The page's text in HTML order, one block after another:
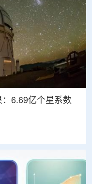
6.69亿个星系数